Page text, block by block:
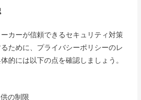
カーが信頼できるセキュリティ対策
ために、プライバシーポリシーのレ
的には以下の点を確認しましょう。
の制限